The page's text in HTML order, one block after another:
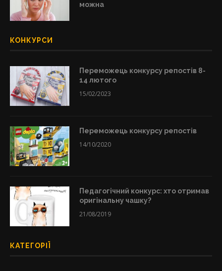
можна
КОНКУРСИ
Переможець конкурсу репостів 8-
14 лютого
15/02/2023
Переможець конкурсу репостів
14/10/2020
Педагогічний конкурс: хто отримав
оригінальну чашку?
21/08/2019
КАТЕГОРІЇ